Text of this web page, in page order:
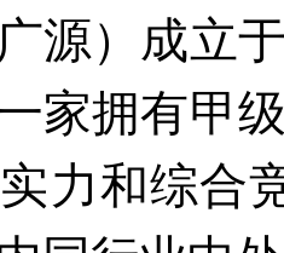
源）成立
家拥有甲
力和综合